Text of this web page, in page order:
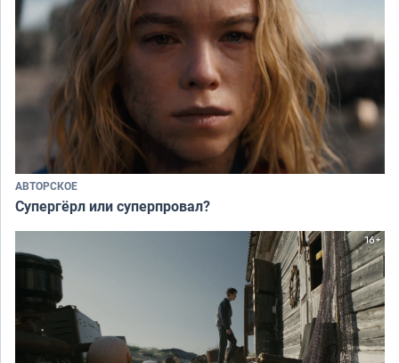
АВТОРСКОЕ
Супергёрл или суперпровал?